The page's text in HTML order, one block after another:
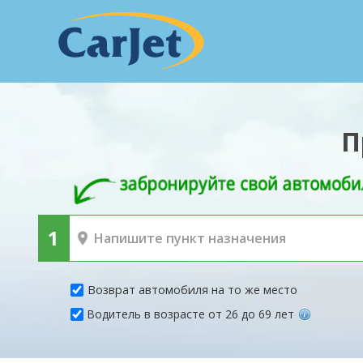
Возврат автомобиля на то же место
Водитель в возрасте от 26 до 69 лет